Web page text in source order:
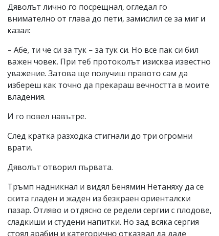
Дяволът лично го посрещнал, огледал го
внимателно от глава до пети, замислил се за миг и
казал:
– Абе, ти че си за тук – за тук си. Но все пак си бил
важен човек. При теб протоколът изисква известно
уважение. Затова ще получиш правото сам да
избереш как точно да прекараш вечността в моите
владения.
И го повел навътре.
След кратка разходка стигнали до три огромни
врати.
Дяволът отворил първата.
Тръмп надникнал и видял Бенямин Нетаняху да се
скита гладен и жаден из безкраен ориенталски
пазар. Отляво и отдясно се редели сергии с плодове,
сладкиши и студени напитки. Но зад всяка сергия
стоял арабин и категорично отказвал да даде